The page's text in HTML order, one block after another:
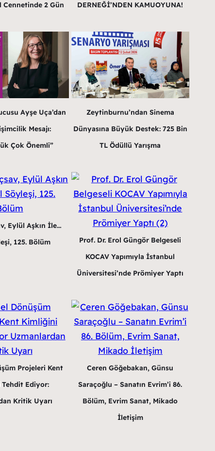
Cennetinde 2 Gün
DERNEĞİ’NDEN KAMUOYUNA!
Ayşe Uça’dan
Mesajı:
Çok Önemli”
Zeytinburnu’ndan Sinema
Dünyasına Büyük Destek: 725 Bin
TL Ödüllü Yarışma
Eylül Aşkın İle…
125. Bölüm
Prof. Dr. Erol Güngör Belgeseli
KOCAV Yapımıyla İstanbul
Üniversitesi’nde Prömiyer Yaptı
Projeleri Kent
Ediyor:
Kritik Uyarı
Ceren Göğebakan, Günsu
Saraçoğlu – Sanatın Evrim’i 86.
Bölüm, Evrim Sanat, Mikado
İletişim